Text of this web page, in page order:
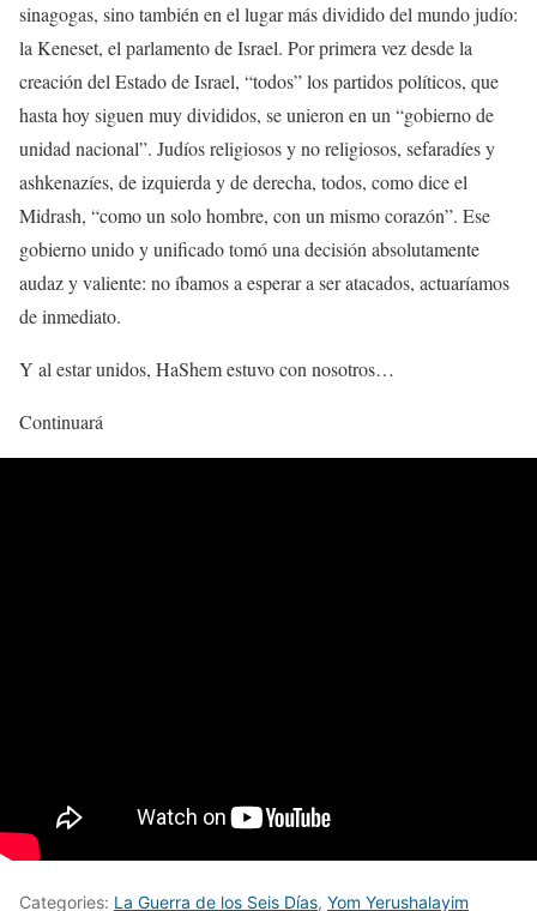
sinagogas, sino también en el lugar más dividido del mundo judío:
la Keneset, el parlamento de Israel. Por primera vez desde la
creación del Estado de Israel, “todos” los partidos políticos, que
hasta hoy siguen muy divididos, se unieron en un “gobierno de
unidad nacional”. Judíos religiosos y no religiosos, sefaradíes y
ashkenazíes, de izquierda y de derecha, todos, como dice el
Midrash, “como un solo hombre, con un mismo corazón”. Ese
gobierno unido y unificado tomó una decisión absolutamente
audaz y valiente: no íbamos a esperar a ser atacados, actuaríamos
de inmediato.
Y al estar unidos, HaShem estuvo con nosotros…
Continuará
Categories: La Guerra de los Seis Días, Yom Yerushalayim